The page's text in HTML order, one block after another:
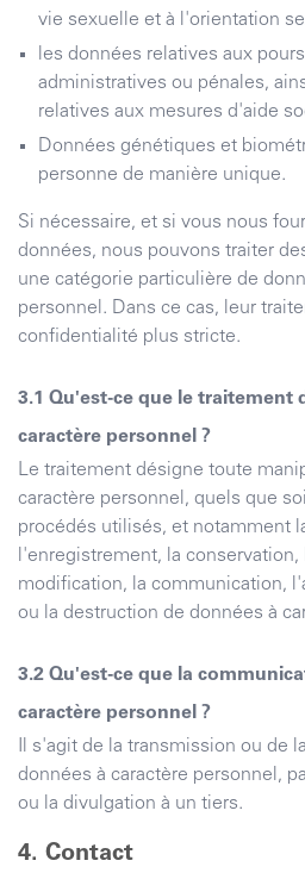
vie sexuelle et à l'orientation
les données relatives aux
administratives ou pénales,
relatives aux mesures d'aide
Données génétiques et
personne de manière unique.
Si nécessaire, et si vous nous
données, nous pouvons traiter
une catégorie particulière de
personnel. Dans ce cas, leur
confidentialité plus stricte.
Qu'est-ce que le traitement
caractère personnel ?
Le traitement désigne toute
caractère personnel, quels que
procédés utilisés, et notamment
l'enregistrement, la
modification, la communication,
ou la destruction de données à
Qu'est-ce que la
caractère personnel ?
Il s'agit de la transmission ou de
données à caractère personnel,
ou la divulgation à un tiers.
Contact